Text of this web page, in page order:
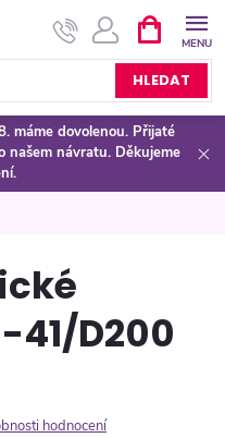
HLEDAT
NÁKUPNÍ
KOŠÍK
máme dovolenou. Přijaté
návratu. Děkujeme
41/D200
hodnocení